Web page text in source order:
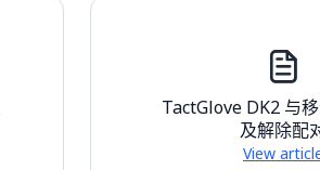
TactGlove DK2 与
及解除配
View